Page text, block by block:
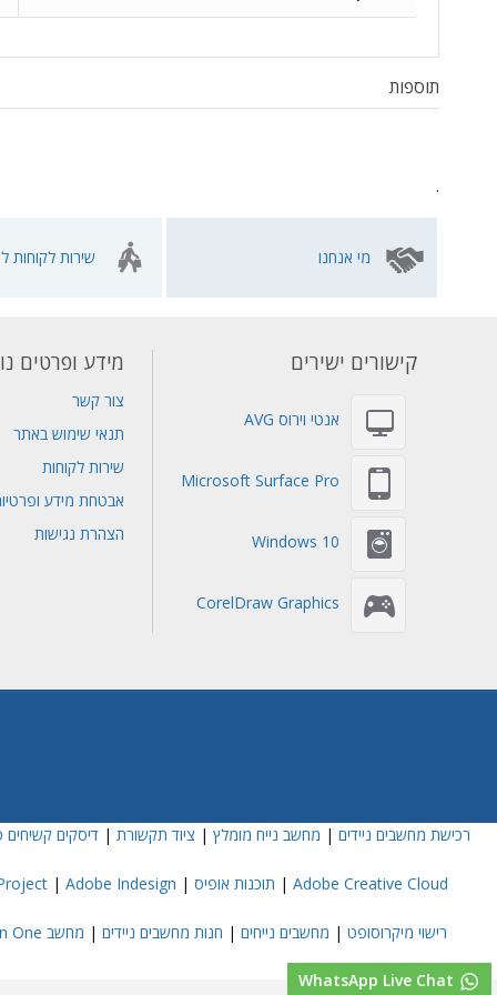
תוספות
.
מי אנחנו שירות לקוחות
קישורים ישירים
אנטי וירוס AVG
Microsoft Surface Pro
Windows 10
CorelDraw Graphics
מידע ופרטים
צור קשר
תנאי שימוש באתר
שירות לקוחות
אבטחת מידע
הצהרת נגישות
רכישת מחשבים ניידים | מחשב נייח מומלץ | ציוד תקשורת |דיסקים קשיחים
Adobe Creative Cloud
| תוכנות אופיס |
| Adobe Indesign
רישוי מיקרוסופט | מחשבים נייחים | חנות מחשבים ניידים | מחשב All In One